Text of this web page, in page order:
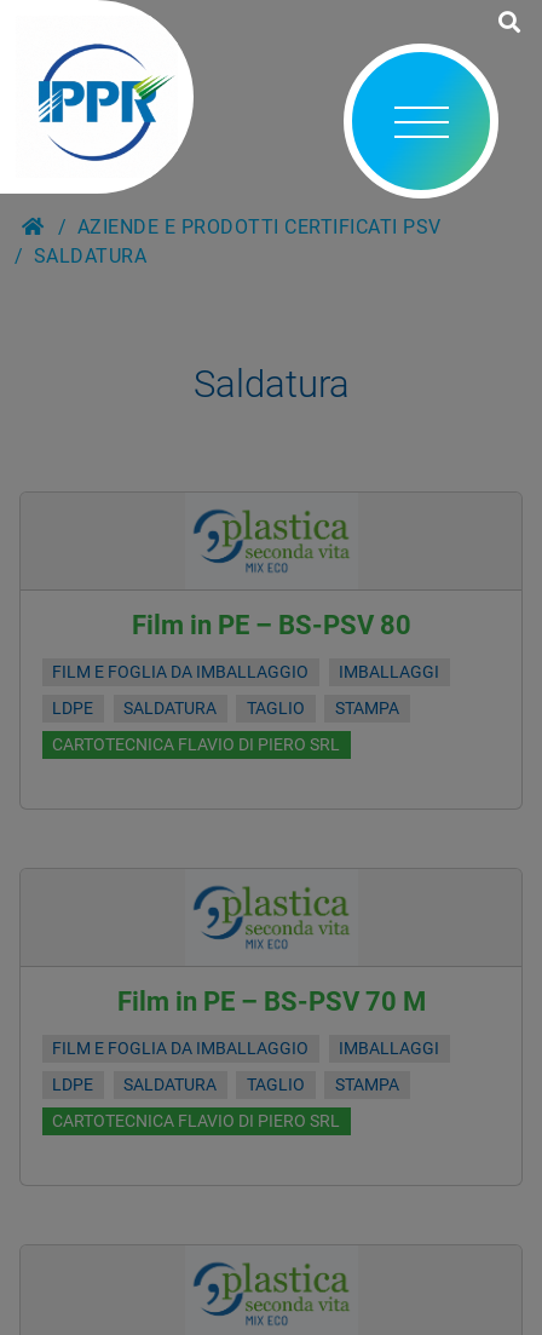
AZIENDE E PRODOTTI CERTIFICATI PSV
SALDATURA
Saldatura
Film in PE – BS-PSV 80
FILM E FOGLIA DA IMBALLAGGIO
IMBALLAGGI
LDPE
SALDATURA TAGLIO
STAMPA
CARTOTECNICA FLAVIO DI PIERO SRL
Film in PE – BS-PSV 70 M
FILM E FOGLIA DA IMBALLAGGIO
IMBALLAGGI
LDPE
SALDATURA TAGLIO
STAMPA
CARTOTECNICA FLAVIO DI PIERO SRL